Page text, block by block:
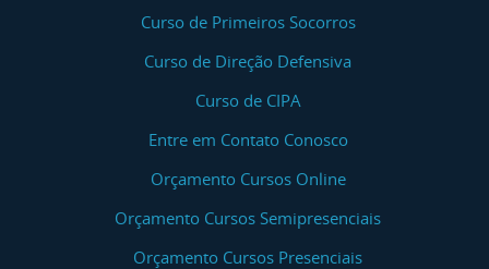
Curso de Primeiros Socorros
Curso de Direção Defensiva
Curso de CIPA
Entre em Contato Conosco
Orçamento Cursos Online
Orçamento Cursos Semipresenciais
Orçamento Cursos Presenciais